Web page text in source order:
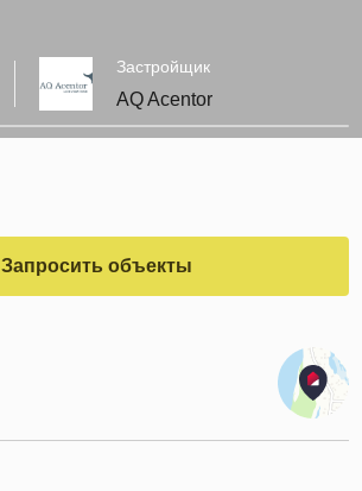
Застройщик
AQ Acentor
Запросить объекты